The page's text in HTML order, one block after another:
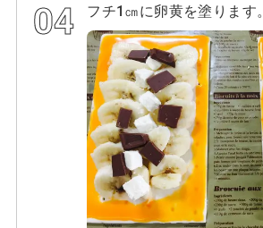
フチ1㎝に卵黄を塗ります。